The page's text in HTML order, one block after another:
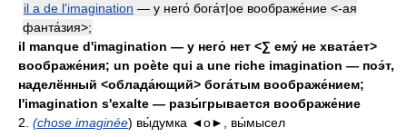
il a de l'imagination — у него́ бога́т|ое воображе́ние <-ая
фанта́зия>;
il manque d'imagination — у него́ нет <∑ ему́ не хвата́ет>
воображе́ния; un poète qui a une riche imagination — поэ́т,
наделённый <облада́ющий> бога́тым воображе́нием;
l'imagination s'exalte — разы́грывается воображе́ние
2. (chose imaginée) вы́думка ◄о►, вы́мысел